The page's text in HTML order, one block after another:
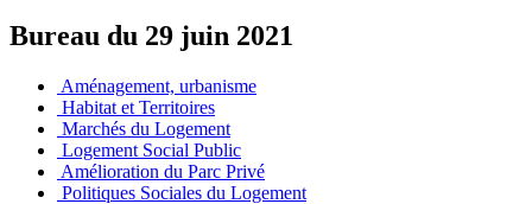
Bureau du 29 juin 2021
Aménagement, urbanisme
Habitat et Territoires
Marchés du Logement
Logement Social Public
Amélioration du Parc Privé
Politiques Sociales du Logement